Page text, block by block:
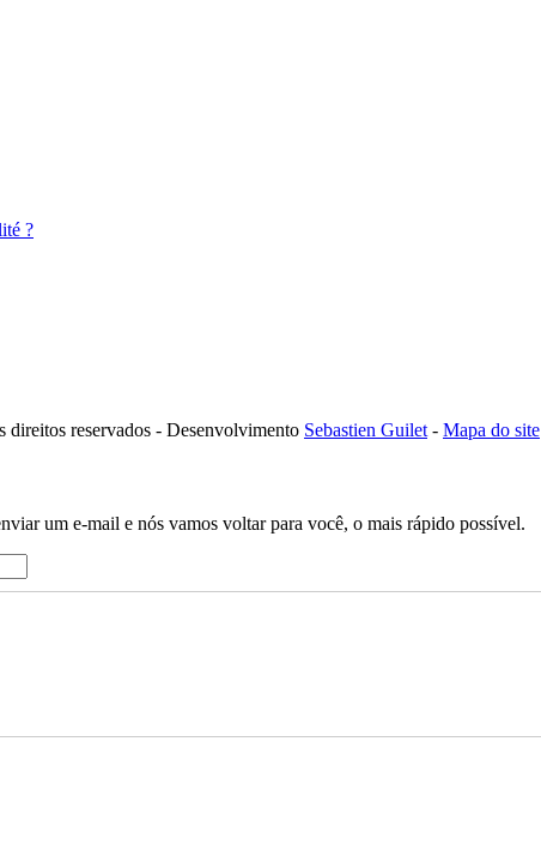
?
reservados - Desenvolvimento Sebastien Guilet - Mapa do site
um e-mail e nós vamos voltar para você, o mais rápido possível.